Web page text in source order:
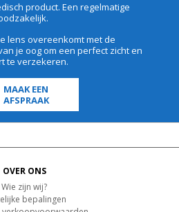
product. Een regelmatige
lens overeenkomt met de
je oog om een perfect zicht en
te verzekeren.
MAAK EEN
AFSPRAAK
OVER ONS
Wie zijn wij?
bepalingen